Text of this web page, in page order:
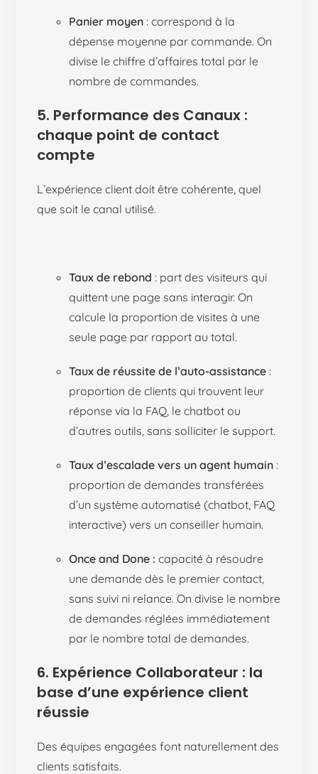
Panier moyen : correspond à la
dépense moyenne par commande. On
divise le chiffre d’affaires total par le
nombre de commandes.
5. Performance des Canaux :
chaque point de contact
compte
L’expérience client doit être cohérente, quel
que soit le canal utilisé.
Taux de rebond : part des visiteurs qui
quittent une page sans interagir. On
calcule la proportion de visites à une
seule page par rapport au total.
Taux de réussite de l’auto-assistance :
proportion de clients qui trouvent leur
réponse via la FAQ, le chatbot ou
d’autres outils, sans solliciter le support.
Taux d’escalade vers un agent humain :
proportion de demandes transférées
d’un système automatisé (chatbot, FAQ
interactive) vers un conseiller humain.
Once and Done : capacité à résoudre
une demande dès le premier contact,
sans suivi ni relance. On divise le nombre
de demandes réglées immédiatement
par le nombre total de demandes.
6. Expérience Collaborateur : la
base d’une expérience client
réussie
Des équipes engagées font naturellement des
clients satisfaits.